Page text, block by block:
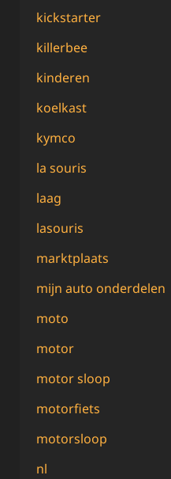
kickstarter
killerbee
kinderen
koelkast
kymco
la souris
laag
lasouris
marktplaats
mijn auto onderdelen
moto
motor
motor sloop
motorfiets
motorsloop
nl